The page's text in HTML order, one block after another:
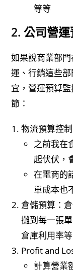
等等
2. 公司營
如果說商業部
運、行銷這些
宜，營運預算
節：
物流預算控
之前我在
起伏伏，
在電商的
單成本也
倉儲預算：
攤到每一張
倉庫利用率
Profit and
計算營業